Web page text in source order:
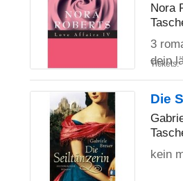
Nora
3
dein
Tickets:
Die
kein